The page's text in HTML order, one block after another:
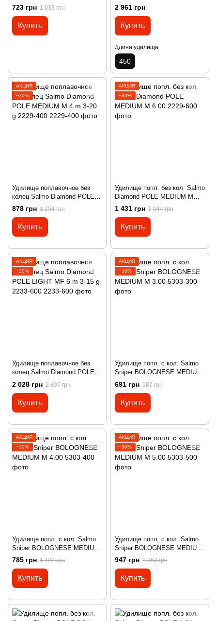
MEDIUM M 5 m 5-20 g 5304-
723 грн 1 033 грн
Купить
4.50
2 961 грн
Купить
Длина удилища
450
АКЦИЯ
−30%
Удилище поплавочное без
колец Salmo Diamond POLE
MEDIUM M 4 m 3-20 g 2229-
878 грн 1 254 грн
Купить
АКЦИЯ
−30%
Удилище попл. без кол. Salmo
Diamond POLE MEDIUM M
6.00
1 431 грн 2 044 грн
Купить
АКЦИЯ
−30%
Удилище поплавочное без
колец Salmo Diamond POLE
LIGHT MF 6 m 3-15 g 2233-600
2 028 грн 2 897 грн
Купить
АКЦИЯ
−30%
Удилище попл. с кол. Salmo
Sniper BOLOGNESE MEDIUM
M 3.00
691 грн 987 грн
Купить
АКЦИЯ
−30%
Удилище попл. с кол. Salmo
Sniper BOLOGNESE MEDIUM
M 4.00
785 грн 1 122 грн
Купить
АКЦИЯ
−30%
Удилище попл. с кол. Salmo
Sniper BOLOGNESE MEDIUM
M 5.00
947 грн 1 353 грн
Купить